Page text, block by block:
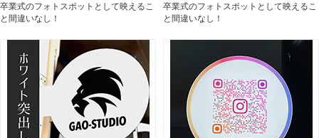
エッチングプレート
郵便ポスト
Post
卒業式のフォトスポットとして映えるこ
と間違いなし！
卒業式のフォトスポットとして映えるこ
と間違いなし！